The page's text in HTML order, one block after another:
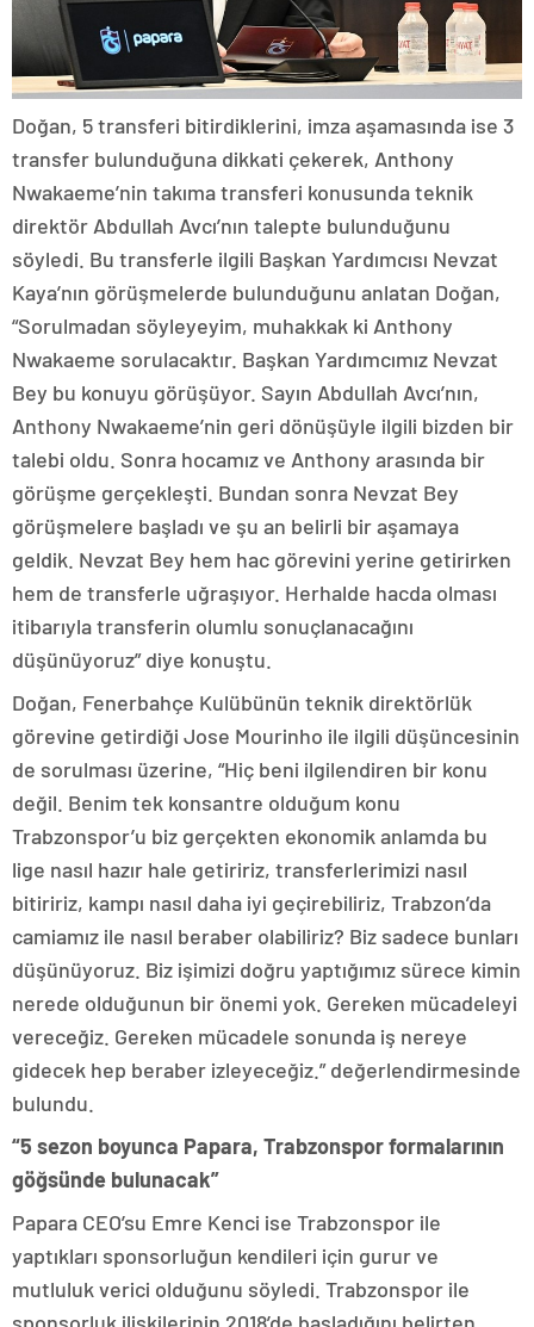
Doğan, 5 transferi bitirdiklerini, imza aşamasında ise 3
transfer bulunduğuna dikkati çekerek, Anthony
Nwakaeme’nin takıma transferi konusunda teknik
direktör Abdullah Avcı’nın talepte bulunduğunu
söyledi. Bu transferle ilgili Başkan Yardımcısı Nevzat
Kaya’nın görüşmelerde bulunduğunu anlatan Doğan,
“Sorulmadan söyleyeyim, muhakkak ki Anthony
Nwakaeme sorulacaktır. Başkan Yardımcımız Nevzat
Bey bu konuyu görüşüyor. Sayın Abdullah Avcı’nın,
Anthony Nwakaeme’nin geri dönüşüyle ilgili bizden bir
talebi oldu. Sonra hocamız ve Anthony arasında bir
görüşme gerçekleşti. Bundan sonra Nevzat Bey
görüşmelere başladı ve şu an belirli bir aşamaya
geldik. Nevzat Bey hem hac görevini yerine getirirken
hem de transferle uğraşıyor. Herhalde hacda olması
itibarıyla transferin olumlu sonuçlanacağını
düşünüyoruz” diye konuştu.
Doğan, Fenerbahçe Kulübünün teknik direktörlük
görevine getirdiği Jose Mourinho ile ilgili düşüncesinin
de sorulması üzerine, “Hiç beni ilgilendiren bir konu
değil. Benim tek konsantre olduğum konu
Trabzonspor’u biz gerçekten ekonomik anlamda bu
lige nasıl hazır hale getiririz, transferlerimizi nasıl
bitiririz, kampı nasıl daha iyi geçirebiliriz, Trabzon’da
camiamız ile nasıl beraber olabiliriz? Biz sadece bunları
düşünüyoruz. Biz işimizi doğru yaptığımız sürece kimin
nerede olduğunun bir önemi yok. Gereken mücadeleyi
vereceğiz. Gereken mücadele sonunda iş nereye
gidecek hep beraber izleyeceğiz.” değerlendirmesinde
bulundu.
“5 sezon boyunca Papara, Trabzonspor formalarının
göğsünde bulunacak”
Papara CEO’su Emre Kenci ise Trabzonspor ile
yaptıkları sponsorluğun kendileri için gurur ve
mutluluk verici olduğunu söyledi. Trabzonspor ile
sponsorluk ilişkilerinin 2018’de başladığını belirten